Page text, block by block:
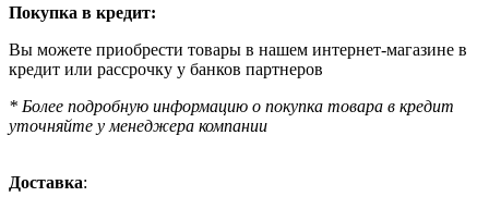
Покупка в кредит:
Вы можете приобрести товары в нашем интернет-магазине в
кредит или рассрочку у банков партнеров
* Более подробную информацию о покупка товара в кредит
уточняйте у менеджера компании
Доставка: